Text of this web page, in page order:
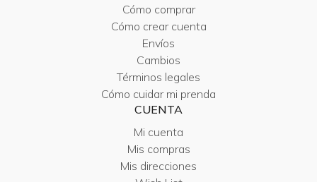
Cómo comprar
Cómo crear cuenta
Envíos
Cambios
Términos legales
Cómo cuidar mi prenda
CUENTA
Mi cuenta
Mis compras
Mis direcciones